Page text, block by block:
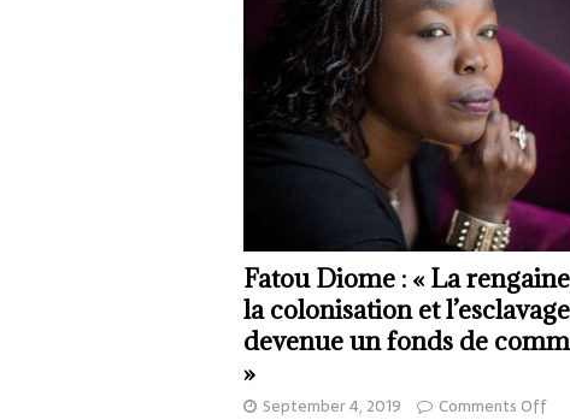
Fatou Diome : « La
la colonisation et
devenue un fonds de
»
September 4, 2019 Comments Off